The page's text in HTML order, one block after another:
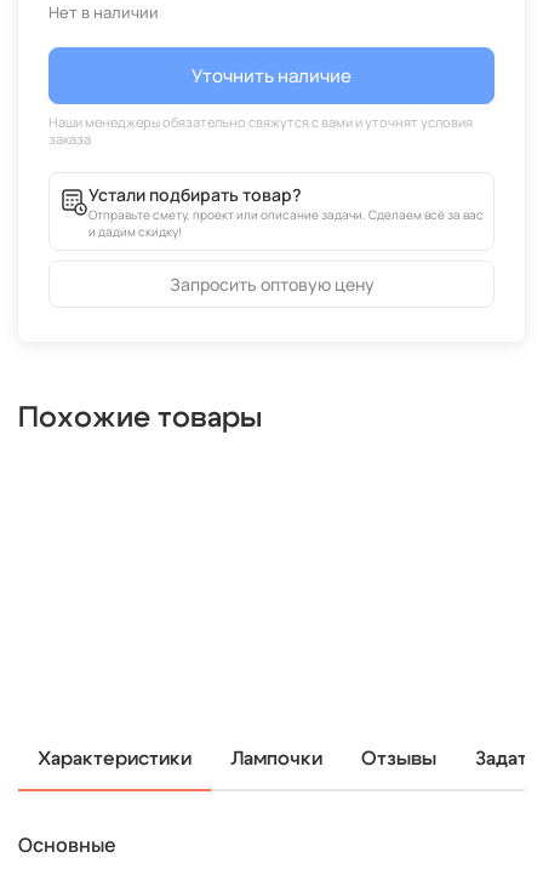
Нет в наличии
Уточнить наличие
Устали подбирать товар?
Отправьте смету, проект или описание задачи. Сделаем всё за вас
и дадим скидку!
Запросить оптовую цену
Похожие товары
Характеристики Лампочки Отзывы
Основные